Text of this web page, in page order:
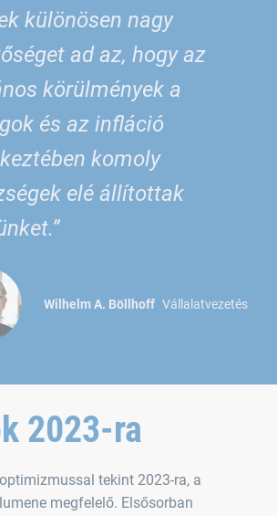
különösen nagy
ad az, hogy az
körülmények a
és az infláció
komoly
elé állítottak
Wilhelm A. Böllhoff Vállalatvezetés
2023-ra
tekint 2023-ra, a
megfelelő. Elsősorban